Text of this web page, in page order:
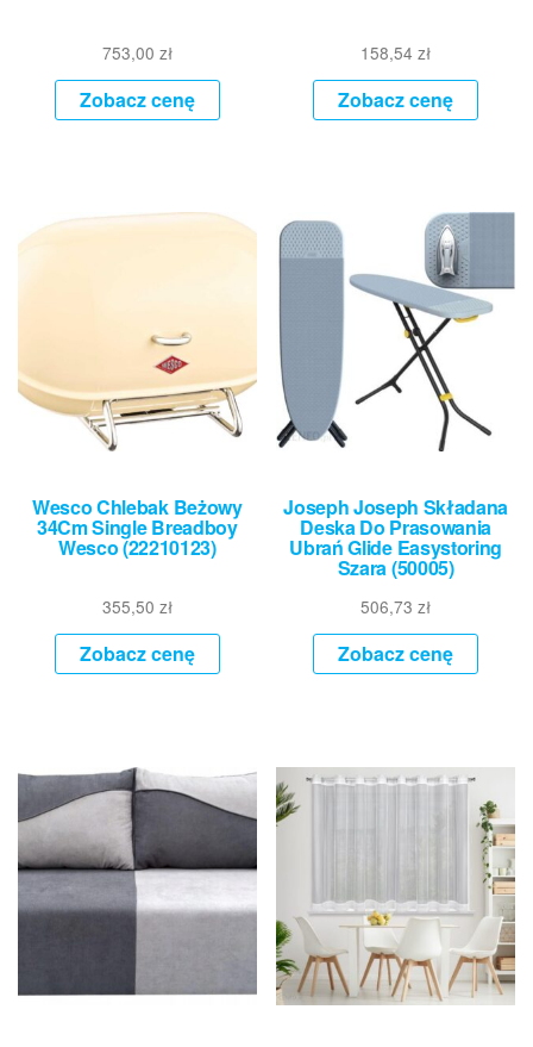
753,00 zł
Zobacz cenę
158,54zł
Zobacz cenę
Wesco Chlebak Beżowy
34Cm Single Breadboy
Wesco (22210123)
355,50 zł
Zobacz cenę
Joseph Joseph Składana
Deska Do Prasowania
Ubrań Glide Easystoring
Szara (50005)
506,73zł
Zobacz cenę